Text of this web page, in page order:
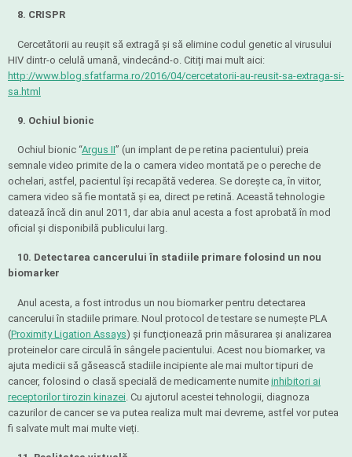
8. CRISPR
Cercetătorii au reușit să extragă și să elimine codul genetic al virusului
HIV dintr-o celulă umană, vindecând-o. Citiți mai mult aici:
http://www.blog.sfatfarma.ro/2016/04/cercetatorii-au-reusit-sa-extraga-si-
sa.html
9. Ochiul bionic
Ochiul bionic “Argus II” (un implant de pe retina pacientului) preia
semnale video primite de la o camera video montată pe o pereche de
ochelari, astfel, pacientul își recapătă vederea. Se dorește ca, în viitor,
camera video să fie montată și ea, direct pe retină. Această tehnologie
datează încă din anul 2011, dar abia anul acesta a fost aprobată în mod
oficial și disponibilă publicului larg.
10. Detectarea cancerului în stadiile primare folosind un nou
biomarker
Anul acesta, a fost introdus un nou biomarker pentru detectarea
cancerului în stadiile primare. Noul protocol de testare se numește PLA
(Proximity Ligation Assays) și funcționează prin măsurarea și analizarea
proteinelor care circulă în sângele pacientului. Acest nou biomarker, va
ajuta medicii să găsească stadiile incipiente ale mai multor tipuri de
cancer, folosind o clasă specială de medicamente numite inhibitori ai
receptorilor tirozin kinazei . Cu ajutorul acestei tehnologii, diagnoza
cazurilor de cancer se va putea realiza mult mai devreme, astfel vor putea
fi salvate mult mai multe vieți.